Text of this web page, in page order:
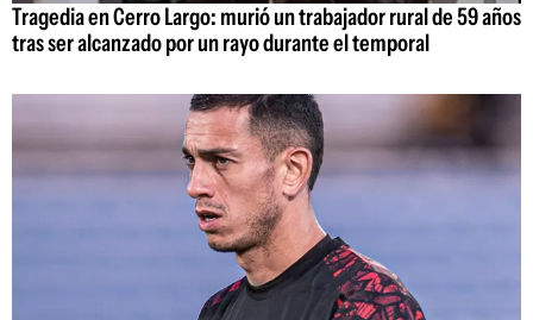
Tragedia en Cerro Largo: murió un trabajador rural de 59 años
tras ser alcanzado por un rayo durante el temporal